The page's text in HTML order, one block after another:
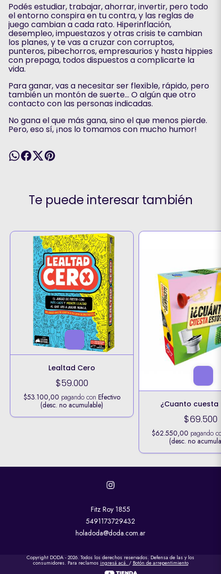
Podés estudiar, trabajar, ahorrar, invertir, pero todo
el entorno conspira en tu contra, y las reglas de
juego cambian a cada rato. Hiperinflación,
desempleo, impuestazos y otras crisis te cambian
los planes, y te vas a cruzar con corruptos,
punteros, pibechorros, empresaurios y hasta hippies
con prepaga, todos dispuestos a complicarte la
vida.
Para ganar, vas a necesitar ser flexible, rápido, pero
también un montón de suerte... O algún que otro
contacto con las personas indicadas.
No gana el que más gana, sino el que menos pierde.
Pero, eso sí, ¡nos lo tomamos con mucho humor!
Te puede interesar también
Lealtad Cero
$59.000
$53.100,00 pagando con Efectivo
(desc. no acumulable)
¿Cuanto cuesta
$69.500
$62.550,00 pagando
(desc. no
Fitz Roy 1855
5491173729432
holadoda@doda.com.ar
Copyright DODA - 2026. Todos los derechos reservados. Defensa de las y los
consumidores. Para reclamos ingresá acá. / Botón de arrepentimiento